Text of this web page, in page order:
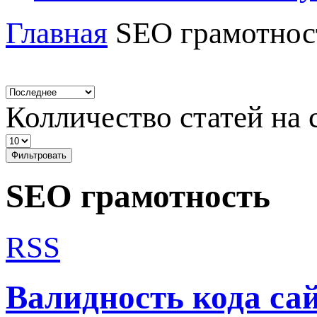
Главная SEO
Колличество статей на
Фильтровать
SEO грамотность
RSS
Валидность кода